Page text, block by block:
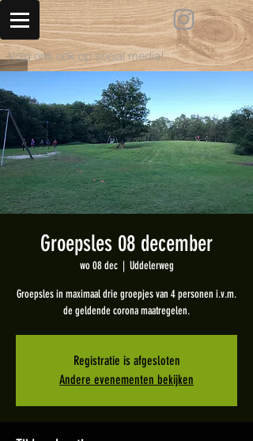
Volg ons ook op social media!
Groepsles 08 december
wo 08 dec
  |
Uddelerweg
Groepsles in maximaal drie groepjes van 4 personen i.v.m.
de geldende corona maatregelen.
Registratie is afgesloten
Andere evenementen bekijken